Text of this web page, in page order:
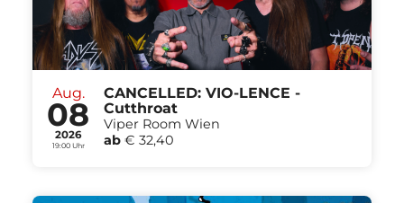
Aug.
08
2026
19:00 Uhr
CANCELLED: VIO-LENCE -
Cutthroat
Viper Room Wien
ab € 32,40